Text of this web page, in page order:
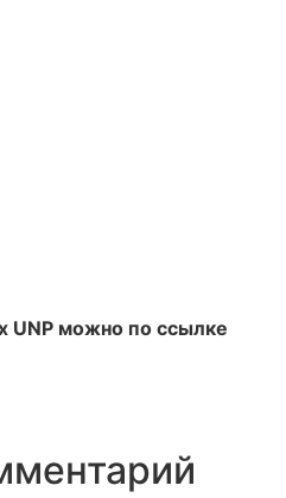
UNP можно по ссылке